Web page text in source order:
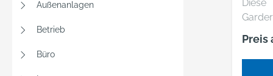
Außenanlagen
Betrieb
Büro
EN
Diese
für
Preis